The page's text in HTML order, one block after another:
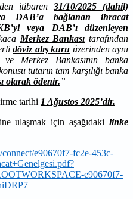
itibaren 31/10/2025 (dahil)
DAB’a bağlanan ihracat
veya DAB’ı düzenleyen
Merkez Bankası tarafından
döviz alış kuru üzerinden aynı
Merkez Bankasının banka
tutarın tam karşılığı banka
olarak ödenir.”
tarihi 1 Ağustos 2025’dir.
ulaşmak için aşağıdaki linke
e90670f7-fc2e-453c-
e90670f7-